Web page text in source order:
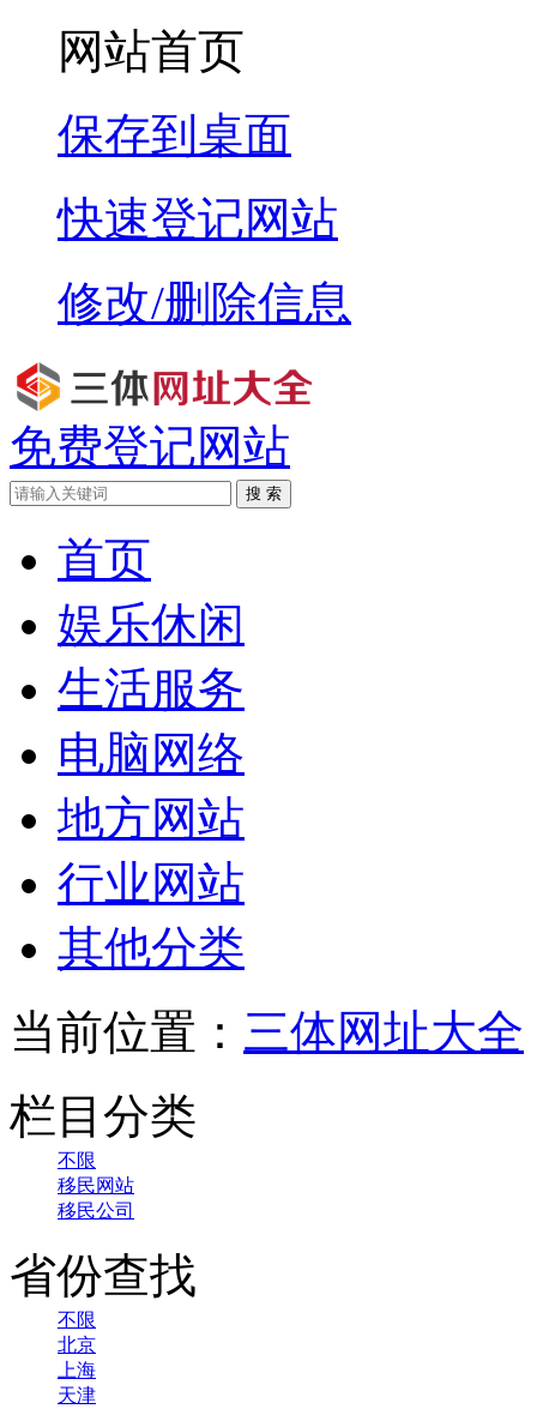
网站首页
保存到桌面
快速登记网站
修改/删除信息
免费登记网站
搜 索
首页
娱乐休闲
生活服务
电脑网络
地方网站
行业网站
其他分类
当前位置： 三体网址大全
栏目分类
不限
移民网站
移民公司
省份查找
不限
北京
上海
天津